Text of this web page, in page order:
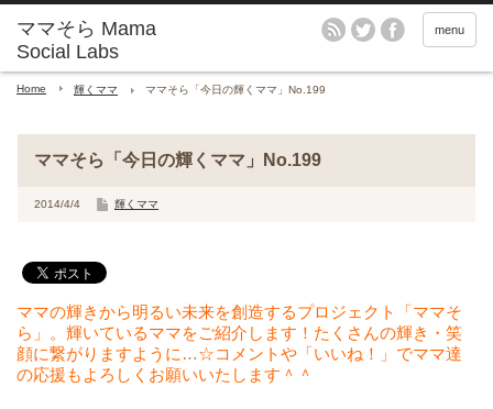
menu
Home 輝くママ ママそら「今日の輝くママ」No.199
ママそら「今日の輝くママ」No.199
2014/4/4 輝くママ
ママの輝きから明るい未来を創造するプロジェクト「ママそ
ら」。輝いているママをご紹介します！たくさんの輝き・笑
顔に繋がりますように…☆コメントや「いいね！」でママ達
の応援もよろしくお願いいたします＾＾